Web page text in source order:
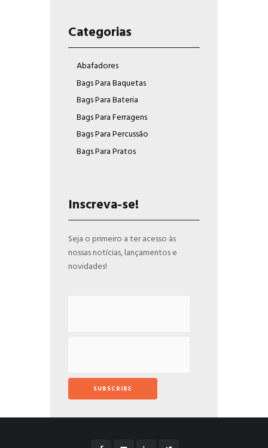
Categorias
Abafadores
Bags Para Baquetas
Bags Para Bateria
Bags Para Ferragens
Bags Para Percussão
Bags Para Pratos
Inscreva-se!
Seja o primeiro a ter acesso às
nossas notícias, lançamentos e
novidades!